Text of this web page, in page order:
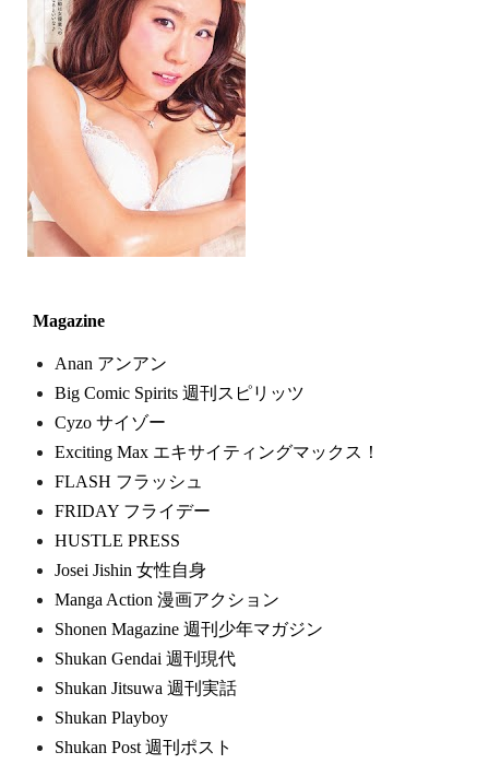
Magazine
Anan アンアン
Big Comic Spirits 週刊スピリッツ
Cyzo サイゾー
Exciting Max エキサイティングマックス！
FLASH フラッシュ
FRIDAY フライデー
HUSTLE PRESS
Josei Jishin 女性自身
Manga Action 漫画アクション
Shonen Magazine 週刊少年マガジン
Shukan Gendai 週刊現代
Shukan Jitsuwa 週刊実話
Shukan Playboy
Shukan Post 週刊ポスト